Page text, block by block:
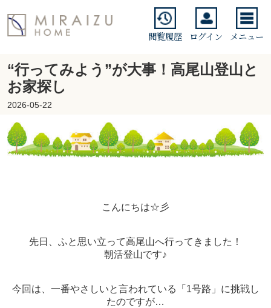
閲覧履歴 ログイン メニュー
“行ってみよう”が大事！高尾山登山と
お家探し
2026-05-22
こんにちは☆彡
先日、ふと思い立って高尾山へ行ってきました！
朝活登山です♪
今回は、一番やさしいと言われている「1号路」に挑戦し
たのですが…